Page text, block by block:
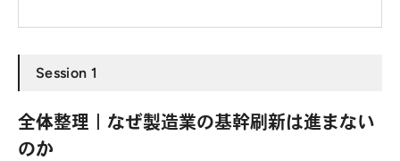
Session 1
全体整理｜なぜ製造業の基幹刷新は進まない
のか